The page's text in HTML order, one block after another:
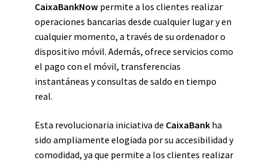
CaixaBankNow permite a los clientes realizar
operaciones bancarias desde cualquier lugar y en
cualquier momento, a través de su ordenador o
dispositivo móvil. Además, ofrece servicios como
el pago con el móvil, transferencias
instantáneas y consultas de saldo en tiempo
real.
Esta revolucionaria iniciativa de CaixaBank ha
sido ampliamente elogiada por su accesibilidad y
comodidad, ya que permite a los clientes realizar